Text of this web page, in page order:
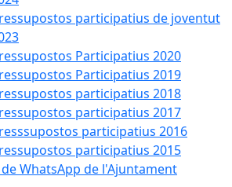
participatius de joventut
Participatius 2020
Participatius 2019
participatius 2018
participatius 2017
participatius 2016
participatius 2015
de WhatsApp de l'Ajuntament